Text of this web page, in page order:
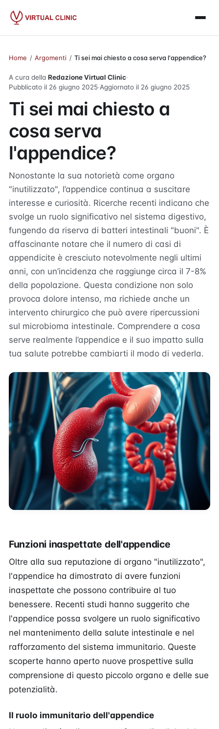
Home / Argomenti / Ti sei mai chiesto a cosa serva l'appendice?
A cura della Redazione Virtual Clinic·
Pubblicato il 26 giugno 2025·Aggiornato il 26 giugno 2025
Ti sei mai chiesto a
cosa serva
l'appendice?
Nonostante la sua notorietà come organo
"inutilizzato", l’appendice continua a suscitare
interesse e curiosità. Ricerche recenti indicano che
svolge un ruolo significativo nel sistema digestivo,
fungendo da riserva di batteri intestinali "buoni". È
affascinante notare che il numero di casi di
appendicite è cresciuto notevolmente negli ultimi
anni, con un’incidenza che raggiunge circa il 7-8%
della popolazione. Questa condizione non solo
provoca dolore intenso, ma richiede anche un
intervento chirurgico che può avere ripercussioni
sul microbioma intestinale. Comprendere a cosa
serve realmente l’appendice e il suo impatto sulla
tua salute potrebbe cambiarti il modo di vederla.
Funzioni inaspettate dell'appendice
Oltre alla sua reputazione di organo "inutilizzato",
l'appendice ha dimostrato di avere funzioni
inaspettate che possono contribuire al tuo
benessere. Recenti studi hanno suggerito che
l'appendice possa svolgere un ruolo significativo
nel mantenimento della salute intestinale e nel
rafforzamento del sistema immunitario. Queste
scoperte hanno aperto nuove prospettive sulla
comprensione di questo piccolo organo e delle sue
potenzialità.
Il ruolo immunitario dell'appendice